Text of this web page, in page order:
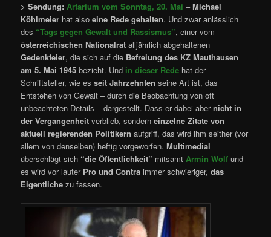
> Sendung:Artarium vom Sonntag, 20. Mai –Michael
Köhlmeier hat alsoeine Rede gehalten. Und zwar anlässlich
des “Tags gegen Gewalt und Rassismus”, einer vom
österreichischen Nationalrat alljährlich abgehaltenen
Gedenkfeier, die sich auf die Befreiung des KZ Mauthausen
am 5. Mai 1945 bezieht. Und in dieser Rede hat der
Schriftsteller, wie esseit Jahrzehnten seine Art ist, das
Entstehen von Gewalt – durch die Beobachtung von oft
unbeachteten Details – dargestellt. Dass er dabei abernicht in
der Vergangenheit verblieb, sonderneinzelne Zitate von
aktuell regierenden Politikern aufgriff, das wird ihm seither (vor
allem von denselben) heftig vorgeworfen.Multimedial
überschlägt sich “die Öffentlichkeit” mitsamtArmin Wolf und
es wird vor lauter Pro und Contra immer schwieriger,das
Eigentliche zu fassen.